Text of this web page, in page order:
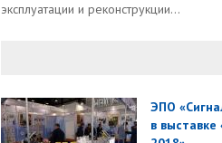
эксплуатации и реконструкции...
ЭПО
в выставке